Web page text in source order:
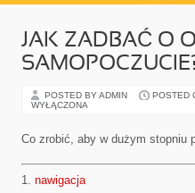
JAK ZADBAĆ O
POSTED BY ADMIN POSTED
WYŁĄCZONA
Co zrobić, aby w dużym stopniu
1. nawigacja